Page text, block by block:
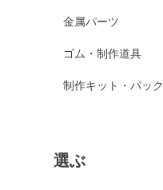
金属パーツ
ゴム・制作道具
制作キット・パック
選ぶ